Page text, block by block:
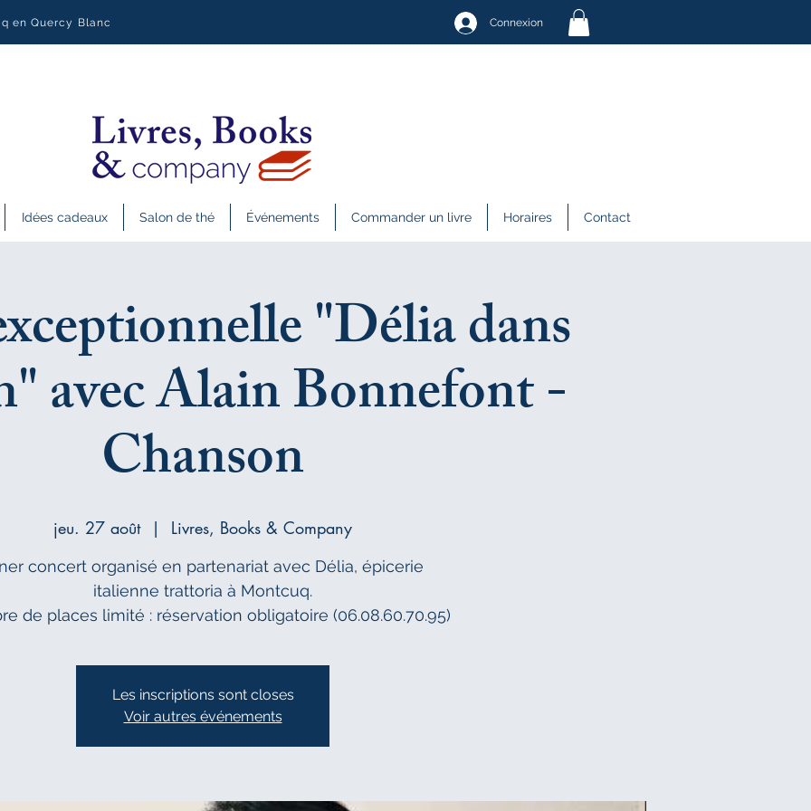
en Quercy Blanc Connexion
Idées cadeaux Salon de thé Événements Commander un livre Horaires Contact
"Délia dans
avec Alain Bonnefont -
Chanson
jeu. 27 août
  |
Livres, Books & Company
concert organisé en partenariat avec Délia, épicerie
italienne trattoria à Montcuq.
de places limité : réservation obligatoire (06.08.60.70.95)
Les inscriptions sont closes
Voir autres événements